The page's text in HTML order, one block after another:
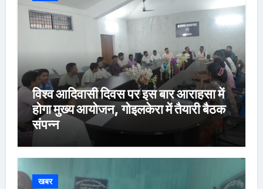
विश्व आदिवासी दिवस पर इस बार आराहसा में
होगा मुख्य आयोजन, गोइलकेरा में तैयारी बैठक
संपन्न
खबर